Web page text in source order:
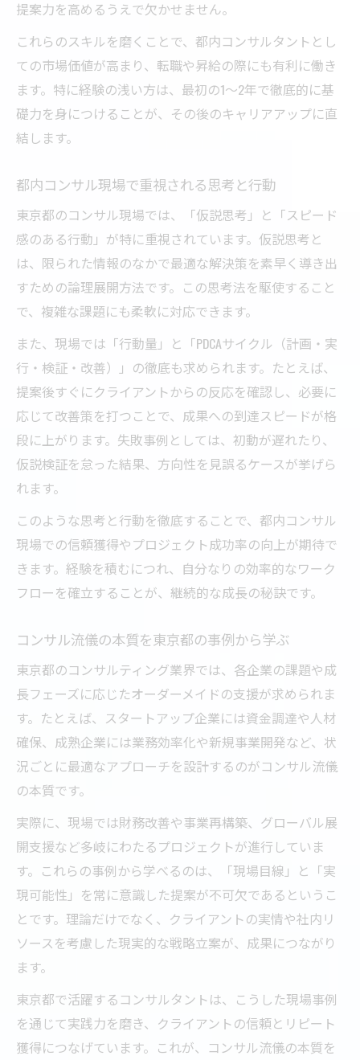
提案力を高めるうえで欠かせません。
これらのスキルを磨くことで、都内コンサルタントとし
ての市場価値が高まり、転職や昇給の際にも有利に働き
ます。特に経験の浅い方は、最初の1～2年で徹底的に基
礎力を身につけることが、その後のキャリアアップに直
結します。
都内コンサル現場で重視される思考と行動
東京都のコンサル現場では、「仮説思考」と「スピード
感のある行動」が特に重視されています。仮説思考と
は、限られた情報のなかで最適な解決策を素早く導き出
すための論理展開方法です。この思考法を駆使すること
で、複雑な課題にも柔軟に対応できます。
また、現場では「行動量」と「PDCAサイクル（計画・実
行・検証・改善）」の徹底も求められます。たとえば、
提案後すぐにクライアントからの反応を確認し、必要に
応じて改善策を打つことで、成果への到達スピードが格
段に上がります。失敗事例としては、初動が遅れたり、
仮説検証を怠った結果、方向性を見誤るケースが挙げら
れます。
このような思考と行動を徹底することで、都内コンサル
現場での信頼獲得やプロジェクト成功率の向上が期待で
きます。経験を積むにつれ、自分なりの効率的なワーク
フローを確立することが、継続的な成長の秘訣です。
コンサル流儀の本質を東京都の事例から学ぶ
東京都のコンサルティング業界では、各企業の課題や成
長フェーズに応じたオーダーメイドの支援が求められま
す。たとえば、スタートアップ企業には資金調達や人材
確保、成熟企業には業務効率化や新規事業開発など、状
況ごとに最適なアプローチを設計するのがコンサル流儀
の本質です。
実際に、現場では財務改善や事業再構築、グローバル展
開支援など多岐にわたるプロジェクトが進行していま
す。これらの事例から学べるのは、「現場目線」と「実
現可能性」を常に意識した提案が不可欠であるというこ
とです。理論だけでなく、クライアントの実情や社内リ
ソースを考慮した現実的な戦略立案が、成果につながり
ます。
東京都で活躍するコンサルタントは、こうした現場事例
を通じて実践力を磨き、クライアントの信頼とリピート
獲得につなげています。これが、コンサル流儀の本質を